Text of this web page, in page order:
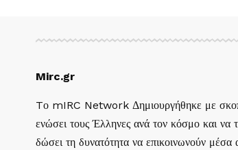
Mirc.gr
Tο mIRC Network Δημιουργήθηκε με
ενώσει τους Έλληνες ανά τον κόσμο και να
δώσει τη δυνατότητα να επικοινωνούν μέσα